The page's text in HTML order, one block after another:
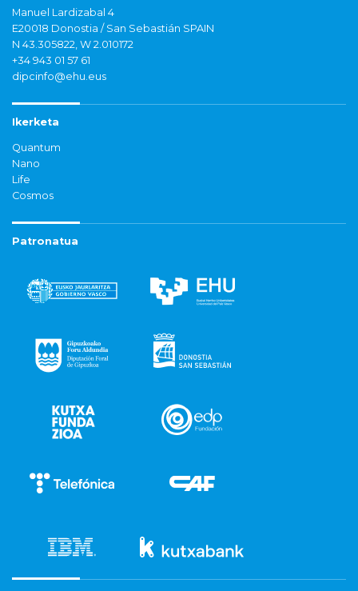
Manuel Lardizabal 4
E20018 Donostia / San Sebastián SPAIN
N 43.305822, W 2.010172
+34 943 01 57 61
dipcinfo@ehu.eus
Ikerketa
Quantum
Nano
Life
Cosmos
Patronatua